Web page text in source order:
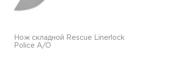
Нож складной Rescue Linerlock
Police A/O